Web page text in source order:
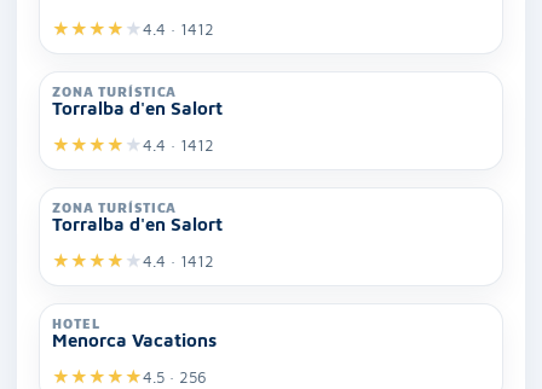
★★★★ ★4.4 · 1412
ZONA TURÍSTICA
Torralba d'en Salort
★★★★ ★4.4 · 1412
ZONA TURÍSTICA
Torralba d'en Salort
★★★★ ★4.4 · 1412
HOTEL
Menorca Vacations
★★★★★4.5 · 256